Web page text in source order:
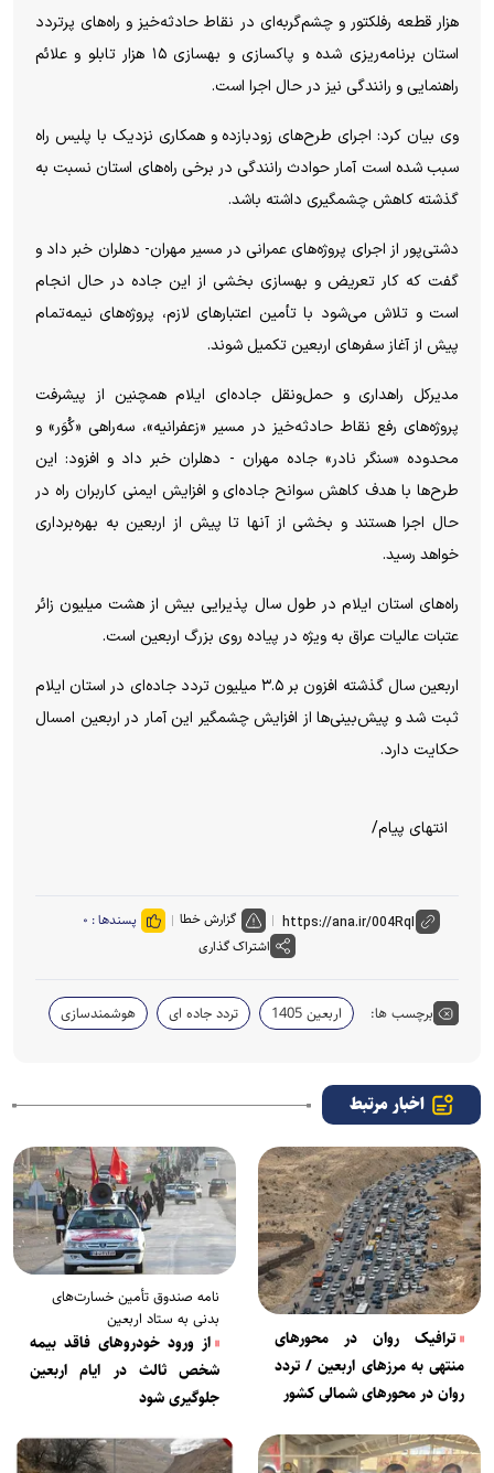
هزار قطعه رفلکتور و چشم‌گربه‌ای در نقاط حادثه‌خیز و راه‌های پرتردد
استان برنامه‌ریزی شده و پاکسازی و بهسازی ۱۵ هزار تابلو و علائم
راهنمایی و رانندگی نیز در حال اجرا است.
وی بیان کرد: اجرای طرح‌های زودبازده و همکاری نزدیک با پلیس راه
سبب شده است آمار حوادث رانندگی در برخی راه‌های استان نسبت به
گذشته کاهش چشمگیری داشته باشد.
دشتی‌پور از اجرای پروژه‌های عمرانی در مسیر مهران- دهلران خبر داد و
گفت که کار تعریض و بهسازی بخشی از این جاده در حال انجام
است و تلاش می‌شود با تأمین اعتبار‌های لازم، پروژه‌های نیمه‌تمام
پیش از آغاز سفر‌های اربعین تکمیل شوند.
مدیرکل راهداری و حمل‌ونقل جاده‌ای ایلام همچنین از پیشرفت
پروژه‌های رفع نقاط حادثه‌خیز در مسیر «زعفرانیه»، سه‌راهی «کُوَر» و
محدوده «سنگر نادر» جاده مهران - دهلران خبر داد و افزود: این
طرح‌ها با هدف کاهش سوانح جاده‌ای و افزایش ایمنی کاربران راه در
حال اجرا هستند و بخشی از آنها تا پیش از اربعین به بهره‌برداری
خواهد رسید.
راه‌های استان ایلام در طول سال پذیرایی بیش از هشت میلیون زائر
عتبات عالیات عراق به ویژه در پیاده روی بزرگ اربعین است.
اربعین سال گذشته افزون بر ۳.۵ میلیون تردد جاده‌ای در استان ایلام
ثبت شد و پیش‌بینی‌ها از افزایش چشمگیر این آمار در اربعین امسال
حکایت دارد.
انتهای پیام/
گزارش خطا پسندها : ۰
اشتراک گذاری
برچسب ها: اربعین 1405 تردد جاده ای هوشمندسازی
اخبار مرتبط
ترافیک روان در محور‌های
منتهی به مرز‌های اربعین / تردد
روان در محور‌های شمالی کشور
نامه صندوق تأمین خسارت‌های
بدنی به ستاد اربعین
از ورود خودرو‌های فاقد بیمه
شخص ثالث در ایام اربعین
جلوگیری شود